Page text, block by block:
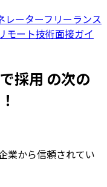
レーターフリーランス
モート技術面接ガイ
採用 の次の
業から信頼されてい